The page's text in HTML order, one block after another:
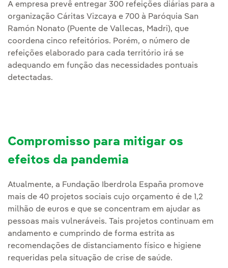
A empresa prevê entregar 300 refeições diárias para a
organização Cáritas Vizcaya e 700 à Paróquia San
Ramón Nonato (Puente de Vallecas, Madri), que
coordena cinco refeitórios. Porém, o número de
refeições elaborado para cada território irá se
adequando em função das necessidades pontuais
detectadas.
Compromisso para mitigar os
efeitos da pandemia
Atualmente, a Fundação Iberdrola España promove
mais de 40 projetos sociais cujo orçamento é de 1,2
milhão de euros e que se concentram em ajudar as
pessoas mais vulneráveis. Tais projetos continuam em
andamento e cumprindo de forma estrita as
recomendações de distanciamento físico e higiene
requeridas pela situação de crise de saúde.